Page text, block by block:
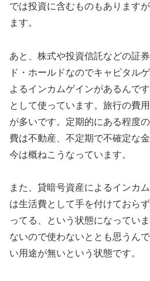
では投資に含むものもあります
ます。
あと、株式や投資信託などの証
ド・ホールドなのでキャピタル
よるインカムゲインがあるんで
として使っています。旅行の費
が多いです。定期的にある程度
費は不動産、不定期で不確定な
今は概ねこうなっています。
また、貸暗号資産によるインカ
は生活費として手を付けておら
ってる、という状態になってい
ないので使わないととも思うん
い用途が無いという状態です。